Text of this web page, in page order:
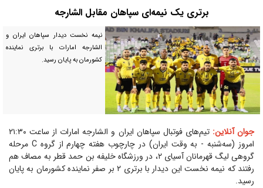
برتری یک نیمه‌ای سپاهان مقابل الشارجه
نیمه نخست دیدار سپاهان ایران و
الشارجه امارات با برتری نماینده
کشورمان به پایان رسید.
جوان آنلاین:
تیم‌های فوتبال سپاهان ایران و الشارجه امارات از ساعت ۲۱:۳۰
امروز (سه‌شنبه - به وقت ایران) در چارچوب هفته چهارم از گروه C مرحله
گروهی لیگ قهرمانان آسیای ۲، در ورزشگاه خلیفه بن حمد قطر به مصاف هم
رفتند که نیمه نخست این دیدار با برتری ۲ بر صفر نماینده کشورمان به پایان
رسید.